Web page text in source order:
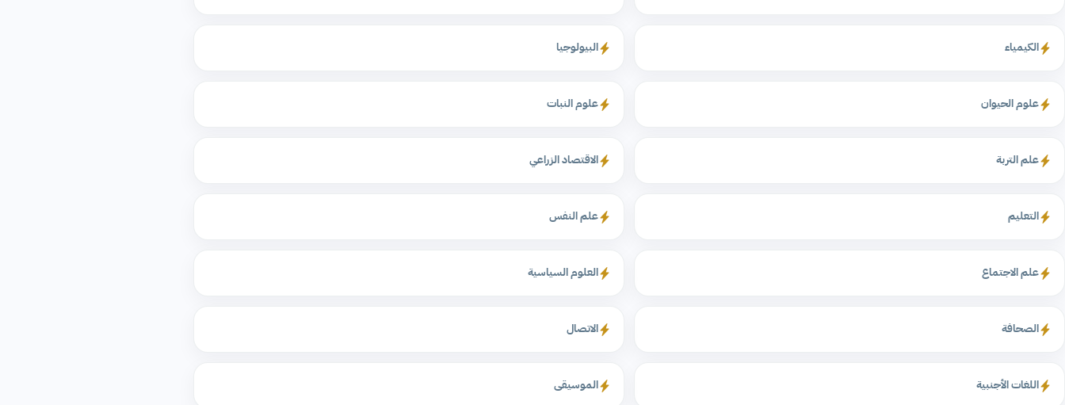
الكيمياء البيولوجيا
علوم الحيوان علوم النبات
علم التربة الاقتصاد الزراعي
التعليم علم النفس
علم الاجتماع العلوم السياسية
الصحافة الاتصال
اللغات الأجنبية الموسيقى